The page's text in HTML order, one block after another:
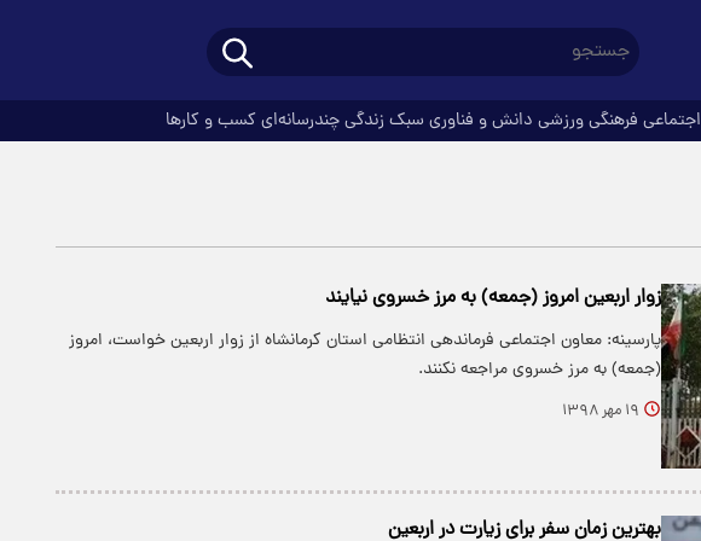
اجتماعی فرهنگیورزشی دانش و فناوری سبک زندگیچندرسانه‌ای کسب و کارها
زوار اربعین امروز (جمعه) به مرز خسروی نیایند
پارسینه: معاون اجتماعی فرماندهی انتظامی استان کرمانشاه از زوار اربعین خواست، امروز
(جمعه) به مرز خسروی مراجعه نکنند.
۱۹ مهر ۱۳۹۸
بهترین زمان سفر برای زیارت در اربعین